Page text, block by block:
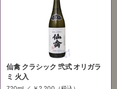
仙禽 クラシック 弐式 オリガラ
ミ 火入